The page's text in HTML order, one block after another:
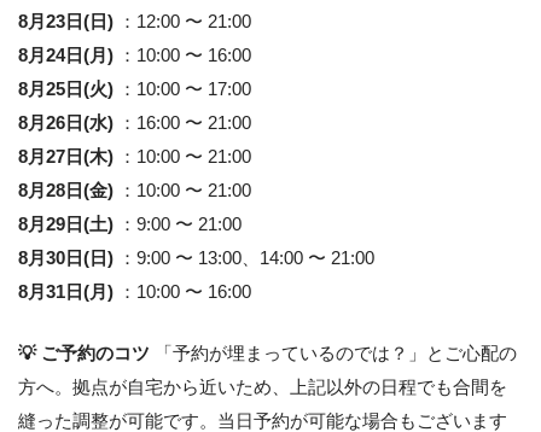
8月23日(日)
：12:00 〜 21:00
8月24日(月)
：10:00 〜 16:00
8月25日(火)
：10:00 〜 17:00
8月26日(水)
：16:00 〜 21:00
8月27日(木)
：10:00 〜 21:00
8月28日(金)
：10:00 〜 21:00
8月29日(土)
：9:00 〜 21:00
8月30日(日)
：9:00 〜 13:00、14:00 〜 21:00
8月31日(月)
：10:00 〜 16:00
💡 ご予約のコツ 「予約が埋まっているのでは？」とご心配の
方へ。拠点が自宅から近いため、上記以外の日程でも合間を
縫った調整が可能です。当日予約が可能な場合もございます